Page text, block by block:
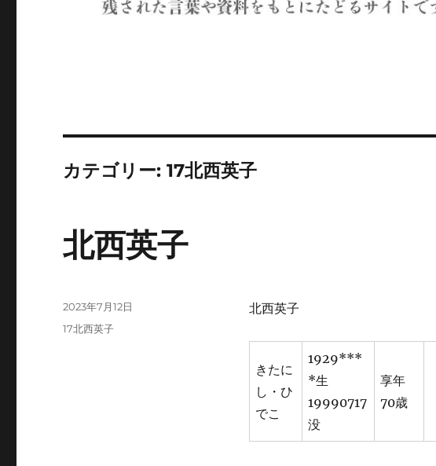
カテゴリー:17北西英子
北西英子
北西英子
きたに
し・ひ
でこ
1929***
*生
19990717
没
享年
70歳
投
2023年7月12日
カ
17北西英子